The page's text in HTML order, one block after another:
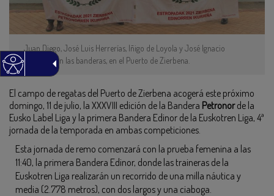
Juan Diego, José Luis Herrerías, Iñigo de Loyola y José Ignacio
Zudaire, con las banderas, en el Puerto de Zierbena.
El campo de regatas del Puerto de Zierbena acogerá este próximo
domingo, 11 de julio, la XXXVIII edición de la Bandera Petronorde la
Eusko Label Liga y la primera Bandera Edinor de la Euskotren Liga, 4ª
jornada de la temporada en ambas competiciones.
Esta jornada de remo comenzará con la prueba femenina a las
11:40, la primera Bandera Edinor, donde las traineras de la
Euskotren Liga realizarán un recorrido de una milla náutica y
media (2.778 metros), con dos largos y una ciaboga.